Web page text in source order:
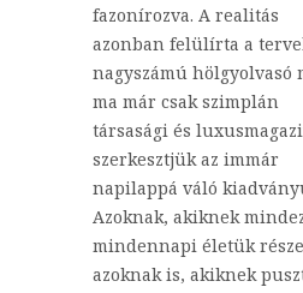
fazonírozva. A realitás
azonban felülírta a
nagyszámú hölgyolvasó
ma már csak szimplán
társasági és
szerkesztjük az immár
napilappá váló
Azoknak, akiknek
mindennapi életük
azoknak is, akiknek